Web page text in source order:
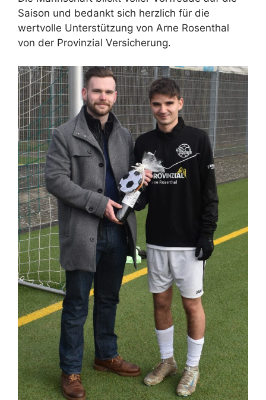
Saison und bedankt sich herzlich für die
wertvolle Unterstützung von Arne Rosenthal
von der Provinzial Versicherung.